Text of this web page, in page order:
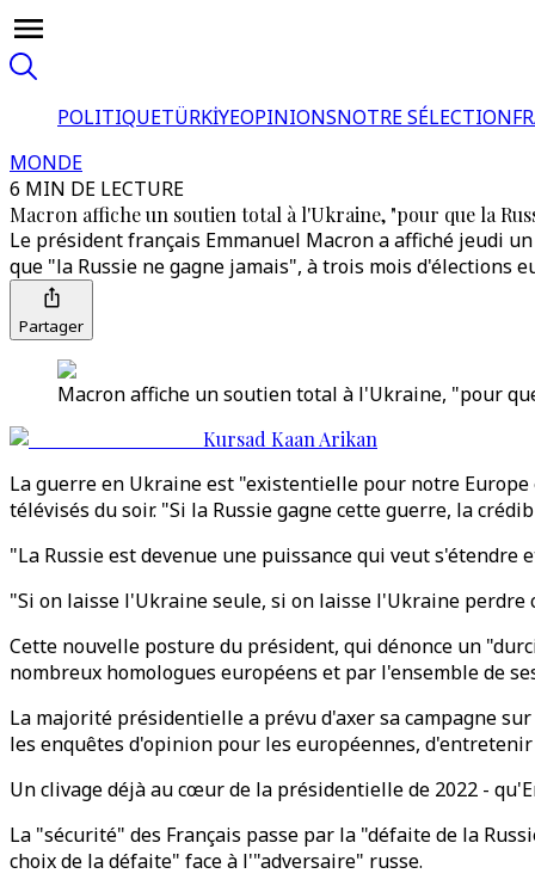
POLITIQUETÜRKİYEOPINIONSNOTRE SÉLECTION
MONDE
6 MIN DE LECTURE
Macron affiche un soutien total à l'Ukraine, "pour que la
Le président français Emmanuel Macron a affiché jeudi
que "la Russie ne gagne jamais", à trois mois d'élections
Partager
Macron affiche un soutien total à l'Ukraine, "pour
Kursad Kaan Arikan
La guerre en Ukraine est "existentielle pour notre
télévisés du soir. "Si la Russie gagne cette guerre, la
"La Russie est devenue une puissance qui veut
"Si on laisse l'Ukraine seule, si on laisse l'Ukraine perdre
Cette nouvelle posture du président, qui dénonce un
nombreux homologues européens et par l'ensemble de
La majorité présidentielle a prévu d'axer sa campagne
les enquêtes d'opinion pour les européennes,
Un clivage déjà au cœur de la présidentielle de 2022 -
La "sécurité" des Français passe par la "défaite de la
choix de la défaite" face à l'"adversaire" russe.